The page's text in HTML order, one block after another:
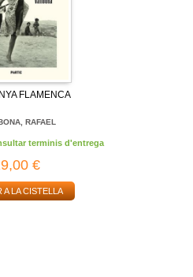
FLAMENCA
RAFAEL
terminis d'entrega
€
A LA CISTELLA